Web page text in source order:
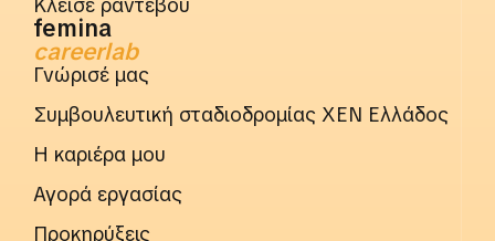
Κλείσε ραντεβού
femina
careerlab
Γνώρισέ μας
Συμβουλευτική σταδιοδρομίας ΧΕΝ Ελλάδος
Η καριέρα μου
Αγορά εργασίας
Προκηρύξεις